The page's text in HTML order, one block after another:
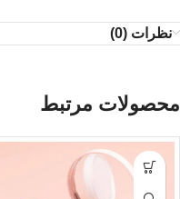
نظرات (0)
محصولات مرتبط